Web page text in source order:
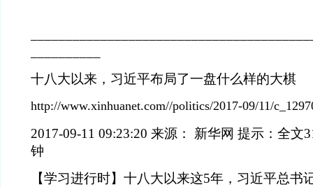
十八大以来，习近平布局了一盘什么样的大棋
http://www.xinhuanet.com//politics/2017-09/11/
2017-09-11 09:23:20 来源： 新华网 提示：全文
钟
【学习进行时】十八大以来这5年，习近平总书